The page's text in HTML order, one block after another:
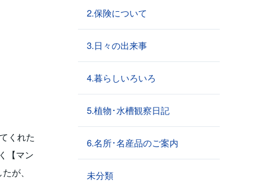
くれた
【マン
が、
2.保険について
3.日々の出来事
4.暮らしいろいろ
5.植物･水槽観察日記
6.名所･名産品のご案内
未分類